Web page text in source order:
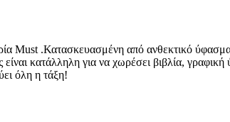
Must .Κατασκευασμένη από ανθεκτικό
κατάλληλη για να χωρέσει βιβλία,
όλη η τάξη!